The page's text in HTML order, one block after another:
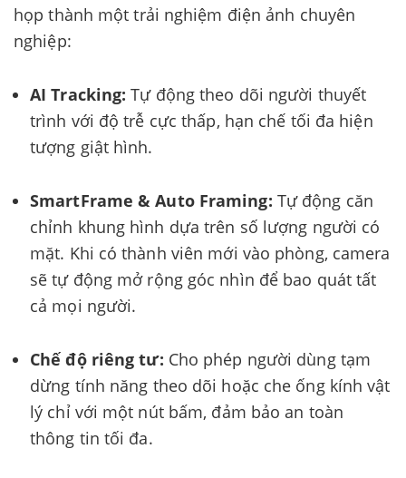
họp thành một trải nghiệm điện ảnh chuyên
nghiệp:
AI Tracking: Tự động theo dõi người thuyết
trình với độ trễ cực thấp, hạn chế tối đa hiện
tượng giật hình.
SmartFrame & Auto Framing: Tự động căn
chỉnh khung hình dựa trên số lượng người có
mặt. Khi có thành viên mới vào phòng, camera
sẽ tự động mở rộng góc nhìn để bao quát tất
cả mọi người.
Chế độ riêng tư: Cho phép người dùng tạm
dừng tính năng theo dõi hoặc che ống kính vật
lý chỉ với một nút bấm, đảm bảo an toàn
thông tin tối đa.